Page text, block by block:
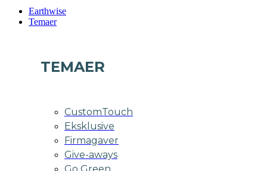
Earthwise
Temaer
TEMAER
CustomTouch
Eksklusive
Firmagaver
Give-aways